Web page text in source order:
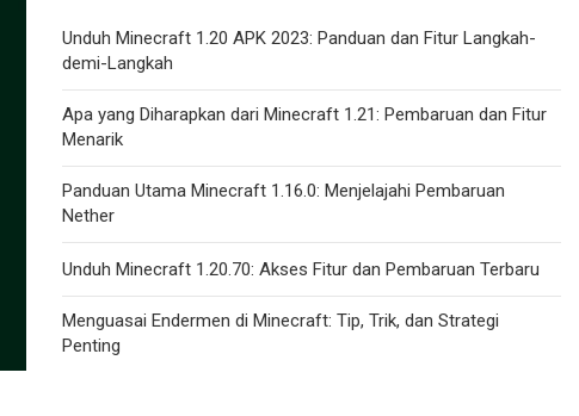
Unduh Minecraft 1.20 APK 2023: Panduan dan Fitur Langkah-
demi-Langkah
Apa yang Diharapkan dari Minecraft 1.21: Pembaruan dan Fitur
Menarik
Panduan Utama Minecraft 1.16.0: Menjelajahi Pembaruan
Nether
Unduh Minecraft 1.20.70: Akses Fitur dan Pembaruan Terbaru
Menguasai Endermen di Minecraft: Tip, Trik, dan Strategi
Penting